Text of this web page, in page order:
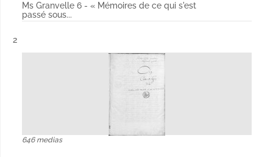
Ms Granvelle 6 - « Mémoires de ce qui s'est
passé sous...
Résultat n°
2
646 medias